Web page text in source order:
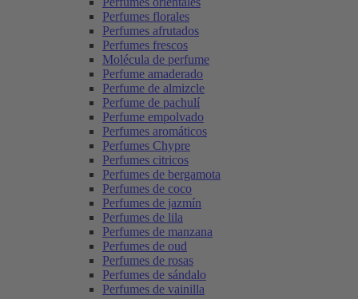
Perfumes florales
Perfumes afrutados
Perfumes frescos
Molécula de perfume
Perfume amaderado
Perfume de almizcle
Perfume de pachulí
Perfume empolvado
Perfumes aromáticos
Perfumes Chypre
Perfumes citricos
Perfumes de bergamota
Perfumes de coco
Perfumes de jazmín
Perfumes de lila
Perfumes de manzana
Perfumes de oud
Perfumes de rosas
Perfumes de sándalo
Perfumes de vainilla